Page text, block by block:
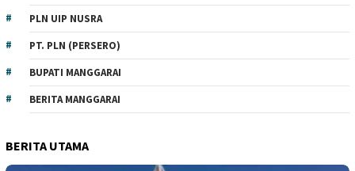
PLN UIP NUSRA
PT. PLN (PERSERO)
BUPATI MANGGARAI
BERITA MANGGARAI
BERITA UTAMA